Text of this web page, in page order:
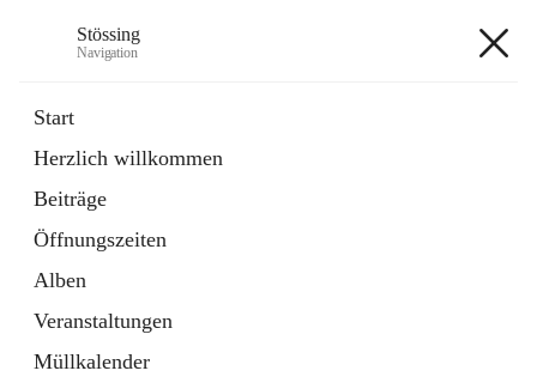
Stössing
Navigation
Start
Herzlich willkommen
Beiträge
Öffnungszeiten
Alben
Veranstaltungen
Müllkalender
Datei
in
Tab
Kindergarten
öffnet
in
neuem
Tab